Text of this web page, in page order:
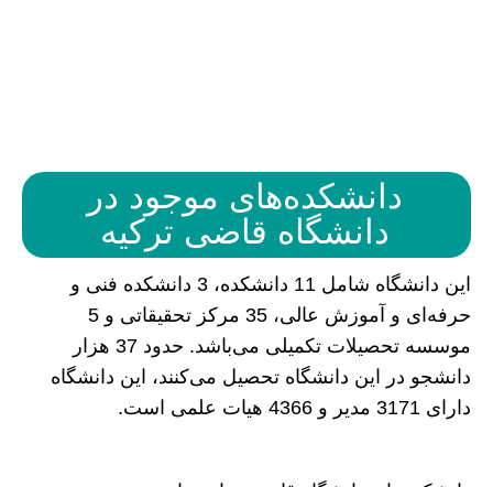
دانشکده‌های موجود در
دانشگاه قاضی ترکیه
این دانشگاه شامل 11 دانشكده، 3 دانشکده فنی و
حرفه‌ای و آموزش عالی، 35 مرکز تحقیقاتی و 5
موسسه تحصیلات تکمیلی می‌باشد. حدود 37 هزار
دانشجو در این دانشگاه تحصیل می‌کنند، این دانشگاه
دارای 3171 مدیر و 4366 هیات علمی است.